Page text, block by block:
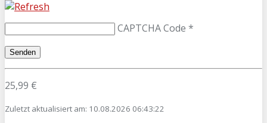
CAPTCHA Code *
25,99 €
Zuletzt aktualisiert am: 10.08.2026 06:43:22